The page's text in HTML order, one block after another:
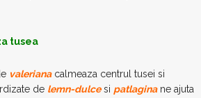
tusea
valerianacalmeaza centrul tusei si
de lemn-dulcesi patlaginane ajuta